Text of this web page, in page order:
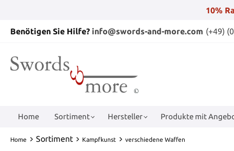
10%
Benötigen Sie Hilfe? info@swords-and-more.com (+49)
Home Sortiment Hersteller Produkte mit
Home Sortiment Kampfkunst verschiedene Waffen